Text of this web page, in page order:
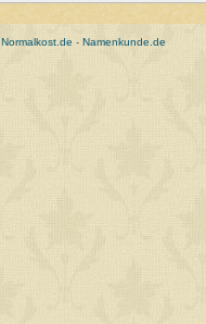
Normalkost.de - Namenkunde.de